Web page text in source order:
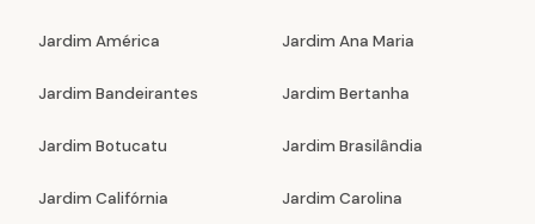
Jardim América Jardim Ana Maria
Jardim Bandeirantes Jardim Bertanha
Jardim Botucatu Jardim Brasilândia
Jardim Califórnia Jardim Carolina